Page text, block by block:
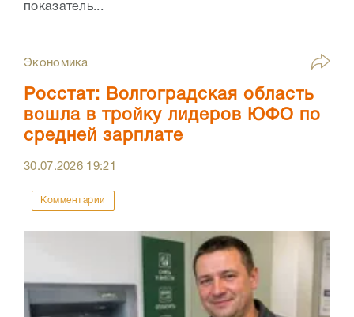
показатель...
Экономика
Росстат: Волгоградская область
вошла в тройку лидеров ЮФО по
средней зарплате
30.07.2026 19:21
Комментарии